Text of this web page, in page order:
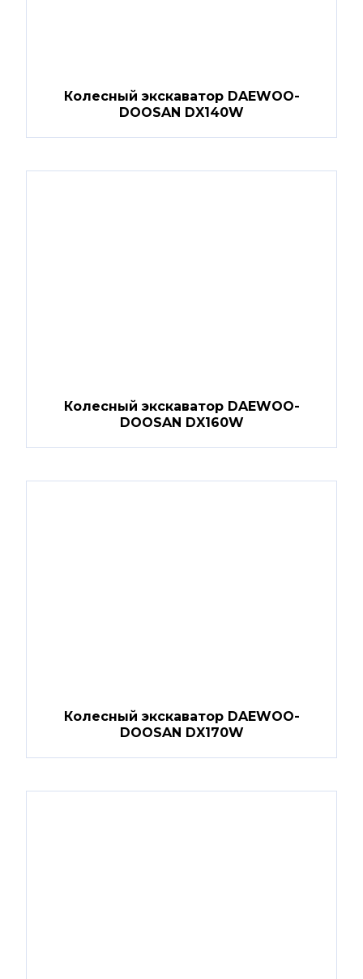
Колесный экскаватор DAEWOO-
DOOSAN DX140W
Колесный экскаватор DAEWOO-
DOOSAN DX160W
Колесный экскаватор DAEWOO-
DOOSAN DX170W